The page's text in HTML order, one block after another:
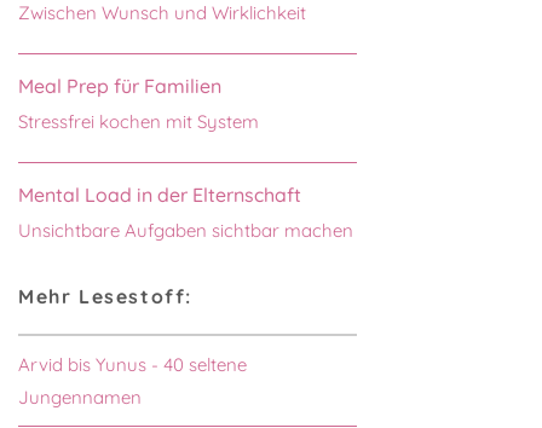
Zwischen Wunsch und Wirklichkeit
Meal Prep für Familien
Stressfrei kochen mit System
Mental Load in der Elternschaft
Unsichtbare Aufgaben sichtbar machen
Mehr Lesestoff:
Arvid bis Yunus - 40 seltene
Jungennamen